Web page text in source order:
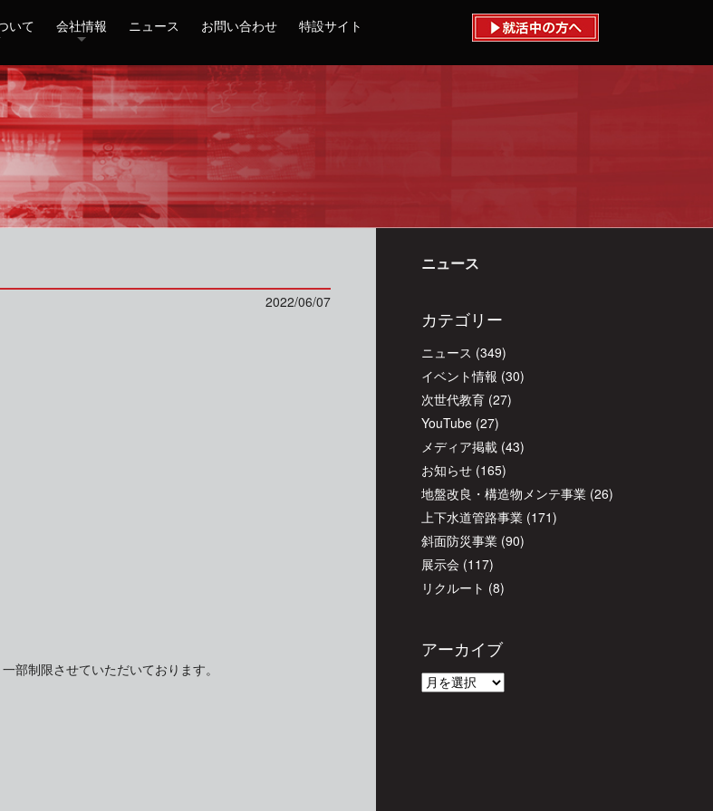
いて 会社情報 ニュース お問い合わせ 特設サイト
2022/06/07
部制限させていただいております。
ニュース
カテゴリー
ニュース (349)
イベント情報 (30)
次世代教育 (27)
YouTube (27)
メディア掲載 (43)
お知らせ (165)
地盤改良・構造物メンテ事業 (26)
上下水道管路事業 (171)
斜面防災事業 (90)
展示会 (117)
リクルート (8)
アーカイブ
ア